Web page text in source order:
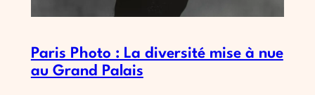
Paris Photo : La diversité mise à nue
au Grand Palais